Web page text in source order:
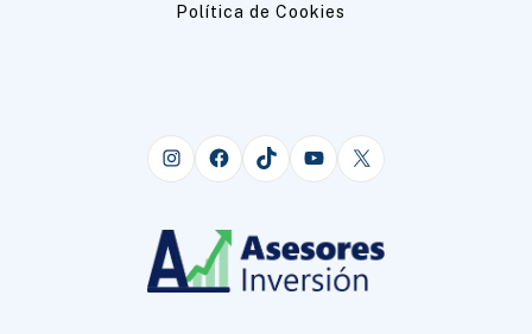
Política de Cookies
Instagram
FacebookTikTokYouTube
X